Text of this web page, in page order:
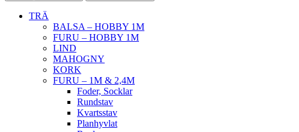
TRÄ
BALSA – HOBBY 1M
FURU – HOBBY 1M
LIND
MAHOGNY
KORK
FURU – 1M & 2,4M
Foder, Socklar
Rundstav
Kvartsstav
Planhyvlat